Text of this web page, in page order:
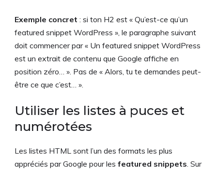
Exemple concret : si ton H2 est « Qu’est-ce qu’un
featured snippet WordPress », le paragraphe suivant
doit commencer par « Un featured snippet WordPress
est un extrait de contenu que Google affiche en
position zéro… ». Pas de « Alors, tu te demandes peut-
être ce que c’est… ».
Utiliser les listes à puces et
numérotées
Les listes HTML sont l’un des formats les plus
appréciés par Google pour les featured snippets . Sur